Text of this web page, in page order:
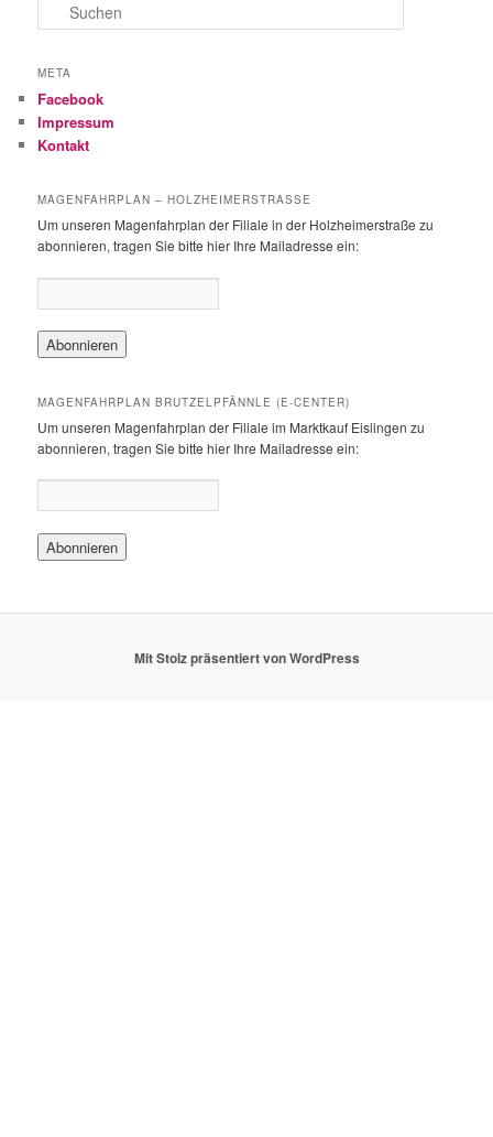
u
h
n
META
Facebook
Impressum
Kontakt
MAGENFAHRPLAN – HOLZHEIMERSTRASSE
Um unseren Magenfahrplan der Filiale in der Holzheimerstraße zu
abonnieren, tragen Sie bitte hier Ihre Mailadresse ein:
MAGENFAHRPLAN BRUTZELPFÄNNLE (E-CENTER)
Um unseren Magenfahrplan der Filiale im Marktkauf Eislingen zu
abonnieren, tragen Sie bitte hier Ihre Mailadresse ein:
Mit Stolz präsentiert von WordPress